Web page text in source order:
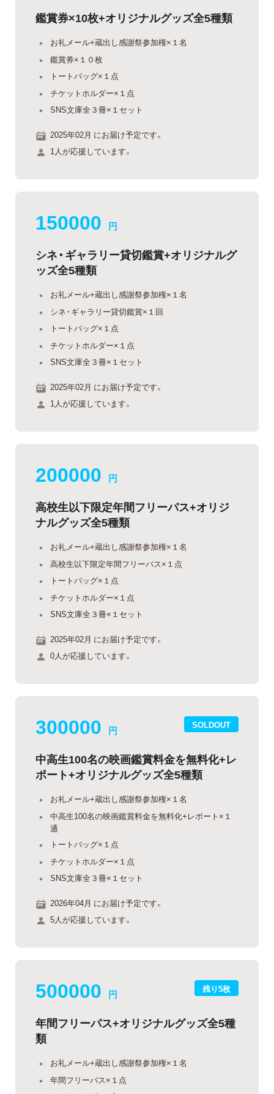
鑑賞券×10枚+オリジナルグッズ全5種類
お礼メール+蔵出し感謝祭参加権×１名
鑑賞券×１０枚
トートバッグ×１点
チケットホルダー×１点
SNS文庫全３冊×１セット
2025年02月 にお届け予定です。
1人が応援しています。
150000 円
シネ・ギャラリー貸切鑑賞+オリジナルグ
ッズ全5種類
お礼メール+蔵出し感謝祭参加権×１名
シネ・ギャラリー貸切鑑賞×１回
トートバッグ×１点
チケットホルダー×１点
SNS文庫全３冊×１セット
2025年02月 にお届け予定です。
1人が応援しています。
200000 円
高校生以下限定年間フリーパス+オリジ
ナルグッズ全5種類
お礼メール+蔵出し感謝祭参加権×１名
高校生以下限定年間フリーパス×１点
トートバッグ×１点
チケットホルダー×１点
SNS文庫全３冊×１セット
2025年02月 にお届け予定です。
0人が応援しています。
SOLDOUT
300000 円
中高生100名の映画鑑賞料金を無料化+レ
ポート+オリジナルグッズ全5種類
お礼メール+蔵出し感謝祭参加権×１名
中高生100名の映画鑑賞料金を無料化+レポート×１
通
トートバッグ×１点
チケットホルダー×１点
SNS文庫全３冊×１セット
2026年04月 にお届け予定です。
5人が応援しています。
残り5枚
500000 円
年間フリーパス+オリジナルグッズ全5種
類
お礼メール+蔵出し感謝祭参加権×１名
年間フリーパス×１点